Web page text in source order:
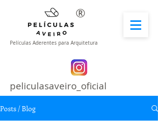
Películas Aderentes para Arquitetura
®
peliculasaveiro_oficial
Posts / Blog